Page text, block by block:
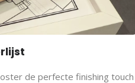
de perfecte finishing touch